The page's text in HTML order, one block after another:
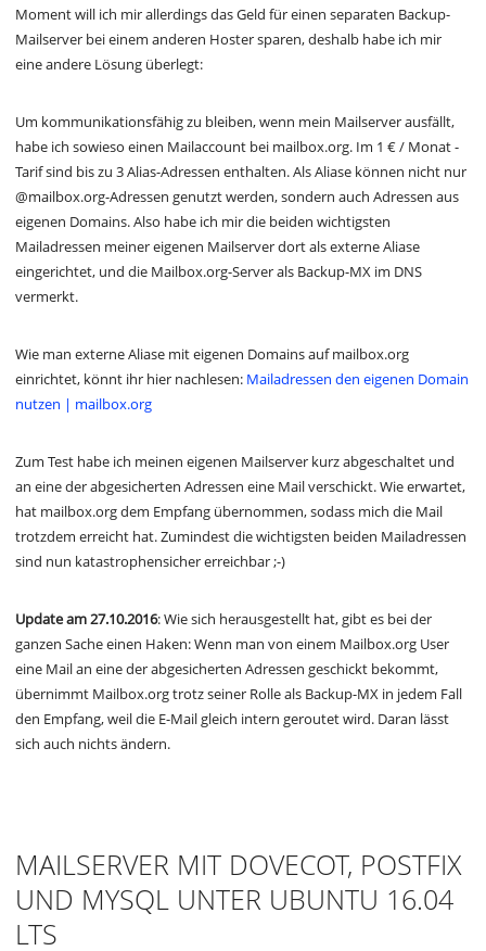
Moment will ich mir allerdings das Geld für einen separaten Backup-
Mailserver bei einem anderen Hoster sparen, deshalb habe ich mir
eine andere Lösung überlegt:
Um kommunikationsfähig zu bleiben, wenn mein Mailserver ausfällt,
habe ich sowieso einen Mailaccount bei mailbox.org. Im 1 € / Monat -
Tarif sind bis zu 3 Alias-Adressen enthalten. Als Aliase können nicht nur
@mailbox.org-Adressen genutzt werden, sondern auch Adressen aus
eigenen Domains. Also habe ich mir die beiden wichtigsten
Mailadressen meiner eigenen Mailserver dort als externe Aliase
eingerichtet, und die Mailbox.org-Server als Backup-MX im DNS
vermerkt.
Wie man externe Aliase mit eigenen Domains auf mailbox.org
einrichtet, könnt ihr hier nachlesen: Mailadressen den eigenen Domain
nutzen | mailbox.org
Zum Test habe ich meinen eigenen Mailserver kurz abgeschaltet und
an eine der abgesicherten Adressen eine Mail verschickt. Wie erwartet,
hat mailbox.org dem Empfang übernommen, sodass mich die Mail
trotzdem erreicht hat. Zumindest die wichtigsten beiden Mailadressen
sind nun katastrophensicher erreichbar ;-)
Update am 27.10.2016: Wie sich herausgestellt hat, gibt es bei der
ganzen Sache einen Haken: Wenn man von einem Mailbox.org User
eine Mail an eine der abgesicherten Adressen geschickt bekommt,
übernimmt Mailbox.org trotz seiner Rolle als Backup-MX in jedem Fall
den Empfang, weil die E-Mail gleich intern geroutet wird. Daran lässt
sich auch nichts ändern.
MAILSERVER MIT DOVECOT, POSTFIX
UND MYSQL UNTER UBUNTU 16.04
LTS